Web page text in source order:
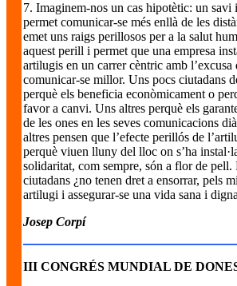
7. Imaginem-nos un cas hipotètic: un
permet comunicar-se més enllà de les
emet uns raigs perillosos per a la salut
aquest perill i permet que una empresa
artilugis en un carrer cèntric amb l’excusa
comunicar-se millor. Uns pocs ciutadans
perquè els beneficia econòmicament o
favor a canvi. Uns altres perquè els
de les ones en les seves comunicacions
altres pensen que l’efecte perillós de
perquè viuen lluny del lloc on s’ha
solidaritat, com sempre, són a flor de pell.
ciutadans ¿no tenen dret a ensorrar, pels
artilugi i assegurar-se una vida sana i
Josep Corpí
III CONGRÉS MUNDIAL DE